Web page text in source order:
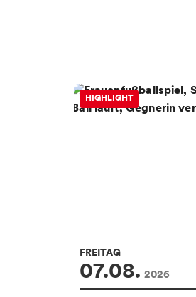
HIGHLIGHT
FREITAG
07.08. 2026